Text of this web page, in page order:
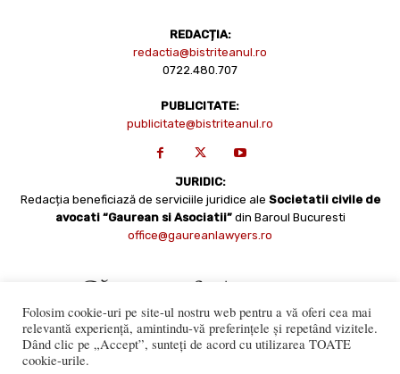
REDACȚIA:
redactia@bistriteanul.ro
0722.480.707
PUBLICITATE:
publicitate@bistriteanul.ro
JURIDIC:
Redacția beneficiază de serviciile juridice ale Societatii civile de
avocati “Gaurean si Asociatii” din Baroul Bucuresti
office@gaureanlawyers.ro
Folosim cookie-uri pe site-ul nostru web pentru a vă oferi cea mai
relevantă experiență, amintindu-vă preferințele și repetând vizitele.
Dând clic pe „Accept”, sunteți de acord cu utilizarea TOATE
cookie-urile.